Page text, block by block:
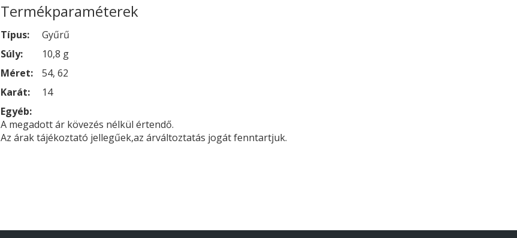
Termékparaméterek
Típus:
Gyűrű
Súly:
10,8 g
Méret:
54, 62
Karát:
14
Egyéb:
A megadott ár kövezés nélkül értendő.
Az árak tájékoztató jellegűek,az árváltoztatás jogát fenntartjuk.